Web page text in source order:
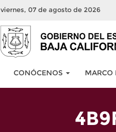
viernes, 07 de agosto de 2026
CONÓCENOS MARCO